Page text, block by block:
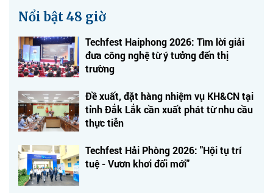
Nổi bật 48 giờ
Techfest Haiphong 2026: Tìm lời giải
đưa công nghệ từ ý tưởng đến thị
trường
Đề xuất, đặt hàng nhiệm vụ KH&CN tại
tỉnh Đắk Lắk cần xuất phát từ nhu cầu
thực tiễn
Techfest Hải Phòng 2026: "Hội tụ trí
tuệ - Vươn khơi đổi mới"